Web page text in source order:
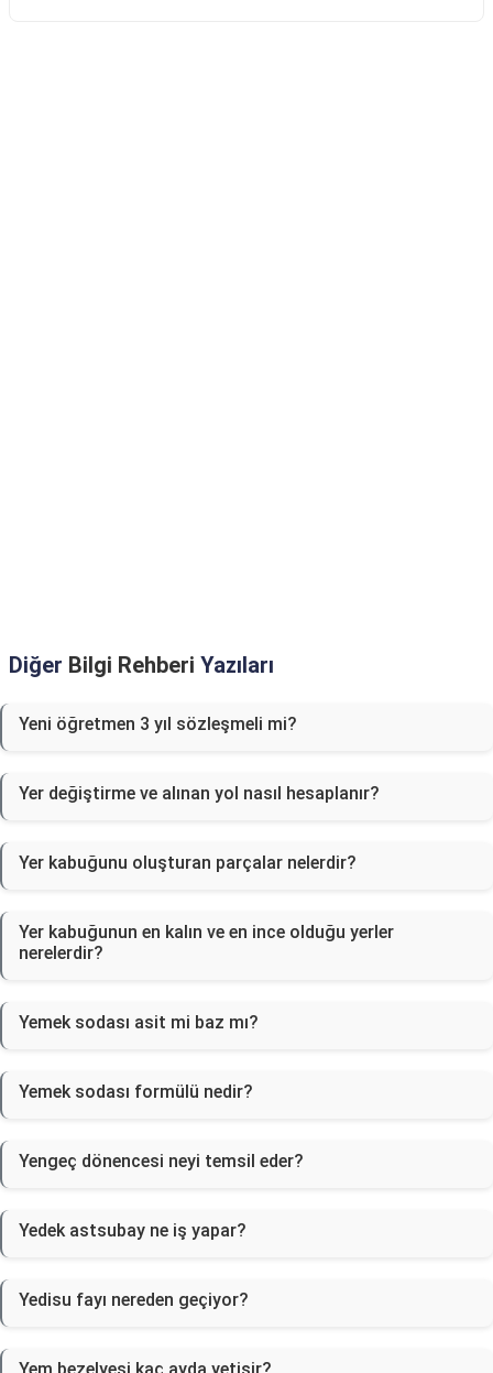
Diğer Bilgi Rehberi Yazıları
Yeni öğretmen 3 yıl sözleşmeli mi?
Yer değiştirme ve alınan yol nasıl hesaplanır?
Yer kabuğunu oluşturan parçalar nelerdir?
Yer kabuğunun en kalın ve en ince olduğu yerler
nerelerdir?
Yemek sodası asit mi baz mı?
Yemek sodası formülü nedir?
Yengeç dönencesi neyi temsil eder?
Yedek astsubay ne iş yapar?
Yedisu fayı nereden geçiyor?